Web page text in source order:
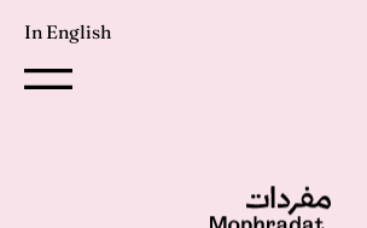
In English